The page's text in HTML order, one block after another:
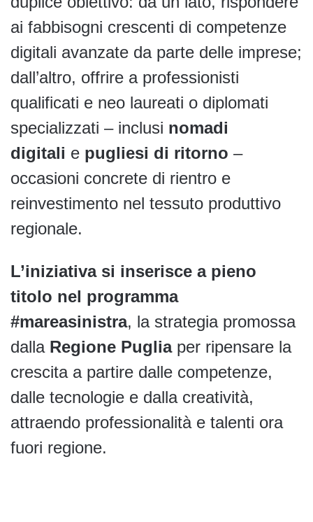
ai fabbisogni crescenti di competenze
digitali avanzate da parte delle imprese;
dall’altro, offrire a professionisti
qualificati e neo laureati o diplomati
specializzati – inclusi nomadi
digitali e pugliesi di ritorno –
occasioni concrete di rientro e
reinvestimento nel tessuto produttivo
regionale.
L’iniziativa si inserisce a pieno
titolo nel programma
#mareasinistra, la strategia promossa
dalla Regione Pugliaper ripensare la
crescita a partire dalle competenze,
dalle tecnologie e dalla creatività,
attraendo professionalità e talenti ora
fuori regione.